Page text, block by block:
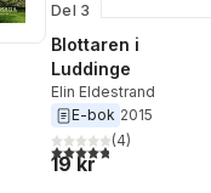
Del 3
Blottaren i
Luddinge
Elin Eldestrand
E-bok 2015
4,8utav 5 stjärnor.
(4)
19 kr